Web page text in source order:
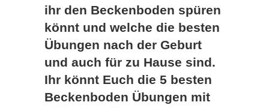
ihr den Beckenboden spüren
könnt und welche die besten
Übungen nach der Geburt
und auch für zu Hause sind.
Ihr könnt Euch die 5 besten
Beckenboden Übungen mit